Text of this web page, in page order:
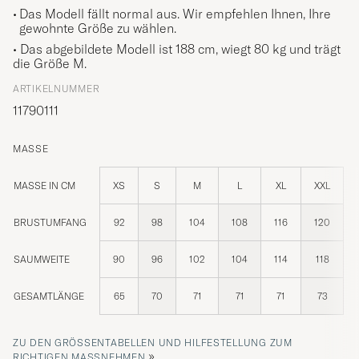
Das Modell fällt normal aus. Wir empfehlen Ihnen, Ihre
gewohnte Größe zu wählen.
• Das abgebildete Modell ist 188 cm, wiegt 80 kg und trägt
die Größe M.
ARTIKELNUMMER
11790111
MASSE
MASSE IN CM XS S M L XL XXL
BRUSTUMFANG 92 98 104 108 116 120
SAUMWEITE 90 96 102 104 114 118
GESAMTLÄNGE 65 70 71 71 71 73
ZU DEN GRÖSSENTABELLEN UND HILFESTELLUNG ZUM R